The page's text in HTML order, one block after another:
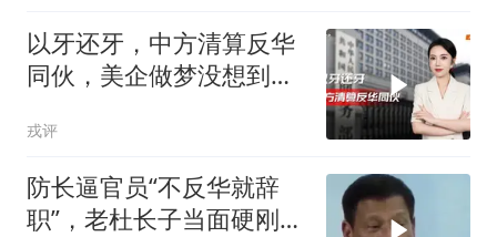
以牙还牙，中方清算反华
同伙，美企做梦没想到：
戎评
防长逼官员“不反华就辞
职”，老杜长子当面硬刚：